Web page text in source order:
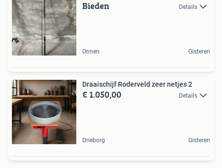
Bieden Details
Onnen Gisteren
Draaischijf Roderveld zeer netjes 2
€ 1.050,00 Details
Drieborg Gisteren